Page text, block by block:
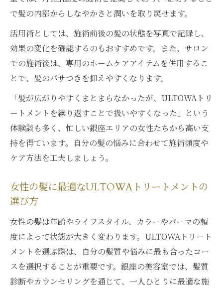
で髪の内部からしなやかさと潤いを取り戻せます。
活用術としては、施術前後の髪の状態を写真で記録し、
効果の変化を確認するのもおすすめです。また、サロン
での施術後は、専用のホームケアアイテムを併用するこ
とで、髪のパサつきを抑えやすくなります。
「髪が広がりやすくまとまらなかったが、ULTOWAトリ
ートメントを繰り返すことで扱いやすくなった」という
体験談も多く、忙しい銀座エリアの女性たちから高い支
持を得ています。自分の髪の悩みに合わせて施術頻度や
ケア方法を工夫しましょう。
女性の髪に最適なULTOWAトリートメントの
選び方
女性の髪は年齢やライフスタイル、カラーやパーマの頻
度によって状態が大きく変わります。ULTOWAトリート
メントを選ぶ際は、自分の髪質や悩みに最も合ったコー
スを選択することが重要です。銀座の美容室では、髪質
診断やカウンセリングを通じて、一人ひとりに最適な施